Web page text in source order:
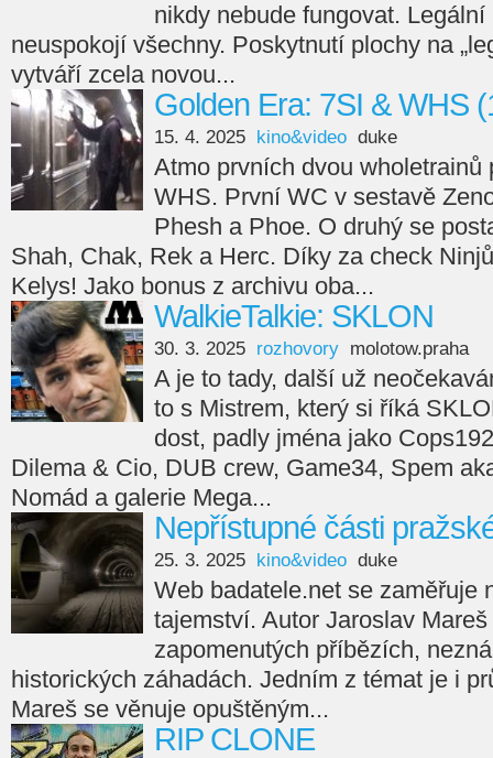
nikdy nebude fungovat.
neuspokojí všechny. Poskytnutí plochy na
vytváří zcela novou...
Golden Era: 7SI & WHS
15. 4. 2025 kino&video duke
Atmo prvních dvou wholetrainů
WHS. První WC v sestavě
Phesh a Phoe. O druhý se
Shah, Chak, Rek a Herc. Díky za check
Kelys! Jako bonus z archivu oba...
WalkieTalkie: SKLON
30. 3. 2025 rozhovory molotow.praha
A je to tady, další už
to s Mistrem, který si říká
dost, padly jména jako
Dilema & Cio, DUB crew, Game34, Spem
Nomád a galerie Mega...
Nepřístupné části
25. 3. 2025 kino&video duke
Web badatele.net se zaměřuje
tajemství. Autor Jaroslav
zapomenutých příbězích,
historických záhadách. Jedním z témat je i
Mareš se věnuje opuštěným...
RIP CLONE